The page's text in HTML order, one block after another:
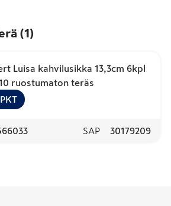
(1)
Luisa kahvilusikka 13,3cm 6kpl
ruostumaton teräs
PKT
SAP 30179209